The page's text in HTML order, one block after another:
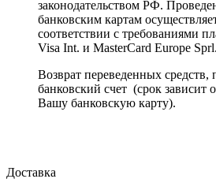
законодательством РФ.
банковским картам
соответствии с требованиями
Visa Int. и MasterCard Europe Sprl.
Возврат переведенных
банковский счет (срок зависит
Вашу банковскую карту).
Доставка